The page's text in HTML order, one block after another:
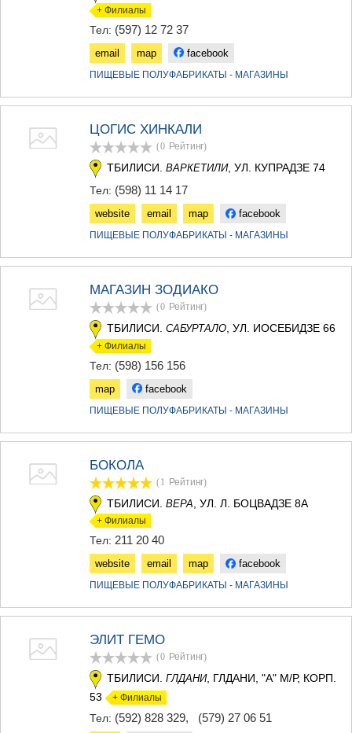
САМЦХЕ-ДЖАВАХЕТИ
АХАЛКАЛАКИ
БОРЖОМИ
НИНОЦМИНДА
АБАСТУМАНИ
ДМАНИСИ
МАРНЕУЛИ
РУСТАВИ
+ Филиалы
Тел: (597) 12 72 37
email map facebook
ПИЩЕВЫЕ ПОЛУФАБРИКАТЫ - МАГАЗИНЫ
ЦОГИС ХИНКАЛИ
(0 Рейтинг)
ТБИЛИСИ. ВАРКЕТИЛИ, УЛ. КУПРАДЗЕ 74
Тел: (598) 11 14 17
website email map facebook
ПИЩЕВЫЕ ПОЛУФАБРИКАТЫ - МАГАЗИНЫ
МАГАЗИН ЗОДИАКО
(0 Рейтинг)
ТБИЛИСИ. САБУРТАЛО, УЛ. ИОСЕБИДЗЕ 66
+ Филиалы
Тел: (598) 156 156
map facebook
ПИЩЕВЫЕ ПОЛУФАБРИКАТЫ - МАГАЗИНЫ
БОКОЛА
(1 Рейтинг)
ТБИЛИСИ. ВЕРА , УЛ. Л. БОЦВАДЗЕ 8А
+ Филиалы
Тел: 211 20 40
website email map facebook
ПИЩЕВЫЕ ПОЛУФАБРИКАТЫ - МАГАЗИНЫ
ЭЛИТ ГЕМО
(0 Рейтинг)
ТБИЛИСИ. ГЛДАНИ, ГЛДАНИ, "А" М/Р, КОРП.
53 + Филиалы
Тел: (592) 828 329, (579) 27 06 51